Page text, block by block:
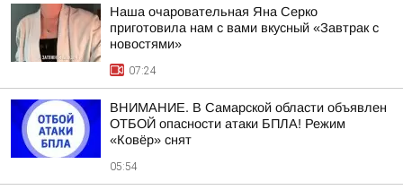
Наша очаровательная Яна Серко
приготовила нам с вами вкусный «Завтрак с
новостями»
07:24
ВНИМАНИЕ. В Самарской области объявлен
ОТБОЙ опасности атаки БПЛА! Режим
«Ковёр» снят
05:54